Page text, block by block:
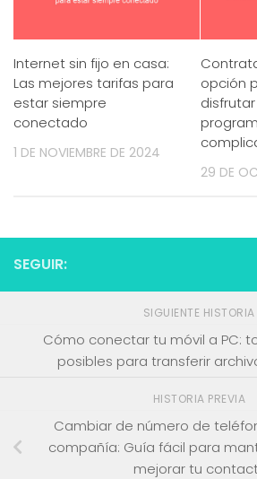
Internet sin fijo en casa:
Las mejores tarifas para
estar siempre
conectado
1 DE NOVIEMBRE DE 2024
opción
29 DE
SEGUIR:
SIGUIENTE HISTORIA
Cómo conectar tu móvil a PC:
posibles para transferir
HISTORIA PREVIA
Cambiar de número de
compañía: Guía fácil para
mejorar tu